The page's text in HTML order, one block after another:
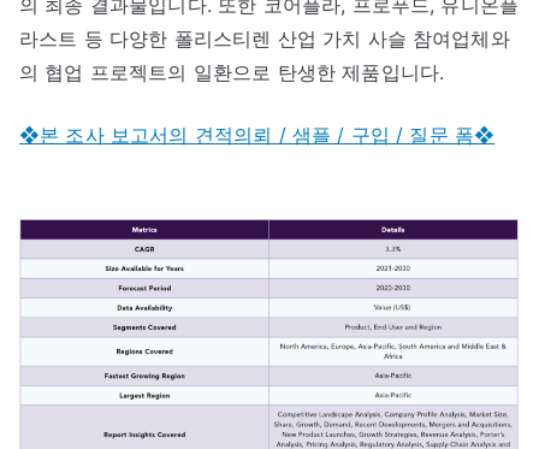
라스트 등 다양한 폴리스티렌 산업 가치 사슬 참여업체와
의 협업 프로젝트의 일환으로 탄생한 제품입니다.
❖본 조사 보고서의 견적의뢰 / 샘플 / 구입 / 질문 폼❖